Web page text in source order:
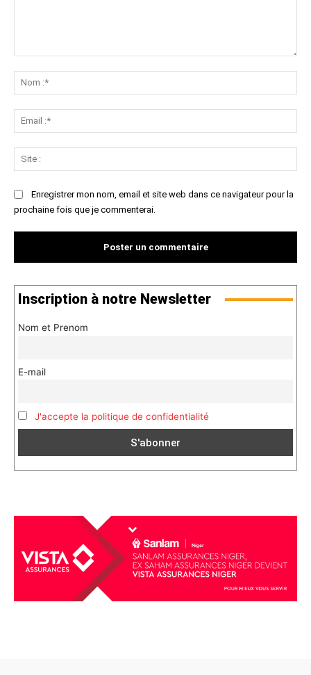
:*
:*
:
Enregistrer mon nom, email et site web dans ce navigateur pour la
prochaine fois que je commenterai.
Inscription à notre Newsletter
Nom et Prenom
E-mail
J'accepte la politique de confidentialité